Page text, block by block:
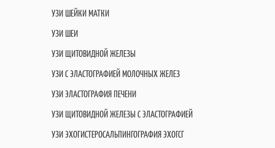
УЗИ ШЕЙКИ МАТКИ
УЗИ ШЕИ
УЗИ ЩИТОВИДНОЙ ЖЕЛЕЗЫ
УЗИ С ЭЛАСТОГРАФИЕЙ МОЛОЧНЫХ ЖЕЛЕЗ
УЗИ ЭЛАСТОГРАФИЯ ПЕЧЕНИ
УЗИ ЩИТОВИДНОЙ ЖЕЛЕЗЫ С ЭЛАСТОГРАФИЕЙ
УЗИ ЭХОГИСТЕРОСАЛЬПИНГОГРАФИЯ ЭХОГСГ